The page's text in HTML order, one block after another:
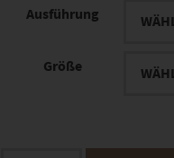
Ausführung
Größe